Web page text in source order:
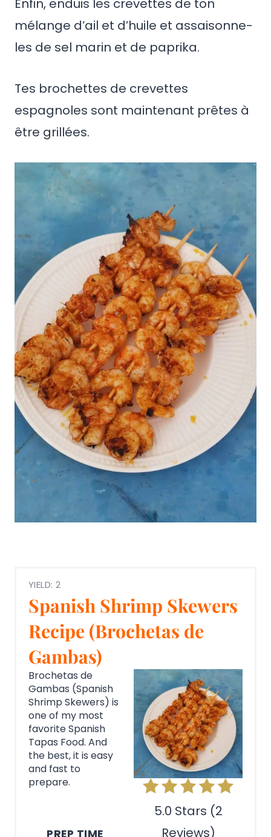
Enfin, enduis les crevettes de ton
mélange d’ail et d’huile et assaisonne-
les de sel marin et de paprika.
Tes brochettes de crevettes
espagnoles sont maintenant prêtes à
être grillées.
YIELD: 2
Spanish Shrimp Skewers
Recipe (Brochetas de
Gambas)
5.0 Stars (2
Reviews)
Brochetas de
Gambas (Spanish
Shrimp Skewers) is
one of my most
favorite Spanish
Tapas Food. And
the best, it is easy
and fast to
prepare.
PREP TIME